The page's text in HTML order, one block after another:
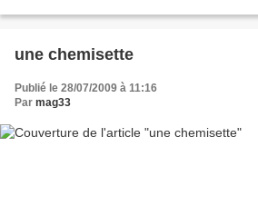
une chemisette
Publié le 28/07/2009 à 11:16
Par mag33